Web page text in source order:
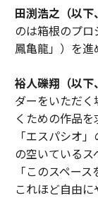
田渕浩之（以下
のは箱根のプ
鳳亀龍」）を進
裕人礫翔（以下
ダーをいただ
くための作品
「エスパシオ
の空いているス
「このスペー
これほど自由に